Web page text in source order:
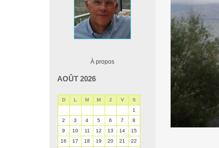
À propos
AOÛT 2026
D L M M J V
S
1
2
3 4 5 6 7
8
9
10 11 12 13 14
15
16
17 18 19 20 21
22